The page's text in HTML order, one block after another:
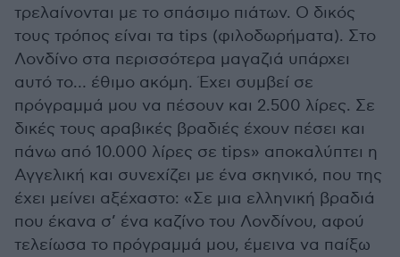
τρελαίνονται με το σπάσιμο πιάτων. Ο δικός
τους τρόπος είναι τα tips (φιλοδωρήματα). Στο
Λονδίνο στα περισσότερα μαγαζιά υπάρχει
αυτό το… έθιμο ακόμη. Έχει συμβεί σε
πρόγραμμά μου να πέσουν και 2.500 λίρες. Σε
δικές τους αραβικές βραδιές έχουν πέσει και
πάνω από 10.000 λίρες σε tips» αποκαλύπτει η
Αγγελική και συνεχίζει με ένα σκηνικό, που της
έχει μείνει αξέχαστο: «Σε μια ελληνική βραδιά
που έκανα σ’ ένα καζίνο του Λονδίνου, αφού
τελείωσα το πρόγραμμά μου, έμεινα να παίξω